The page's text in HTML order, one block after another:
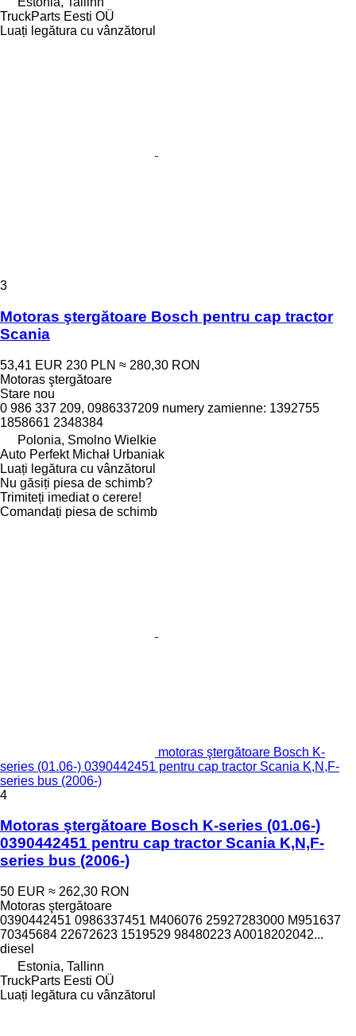
TruckParts Eesti OÜ
Luați legătura cu vânzătorul
3
Motoras ştergătoare Bosch pentru cap tractor
Scania
53,41 EUR 230 PLN ≈ 280,30 RON
Motoras ştergătoare
Stare nou
0 986 337 209, 0986337209 numery zamienne: 1392755
1858661 2348384
Polonia, Smolno Wielkie
Auto Perfekt Michał Urbaniak
Luați legătura cu vânzătorul
Nu găsiți piesa de schimb?
Trimiteți imediat o cerere!
Comandați piesa de schimb
motoras ştergătoare Bosch K-
series (01.06-) 0390442451 pentru cap tractor Scania K,N,F-
series bus (2006-)
4
Motoras ştergătoare Bosch K-series (01.06-)
0390442451 pentru cap tractor Scania K,N,F-
series bus (2006-)
50 EUR ≈ 262,30 RON
Motoras ştergătoare
0390442451 0986337451 M406076 25927283000 M951637
70345684 22672623 1519529 98480223 A0018202042...
diesel
Estonia, Tallinn
TruckParts Eesti OÜ
Luați legătura cu vânzătorul